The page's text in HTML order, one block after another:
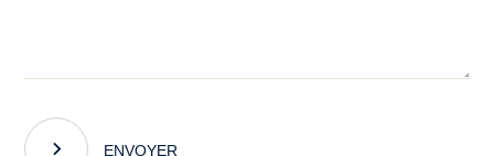
ENVOYER